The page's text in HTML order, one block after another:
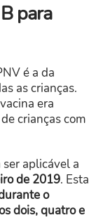
para
é a da
as crianças.
era
crianças com
aplicável a
de 2019. Esta
o
dois, quatro e